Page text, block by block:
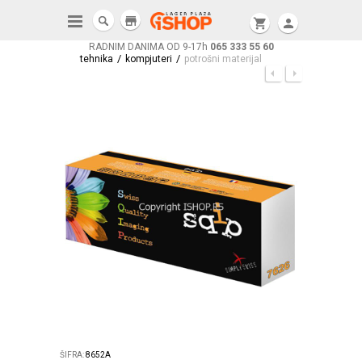
RADNIM DANIMA OD 9-17h 065 333 55 60
shopping_cart person
store
tehnika / kompjuteri / potrošni materijal
ŠIFRA:8652A